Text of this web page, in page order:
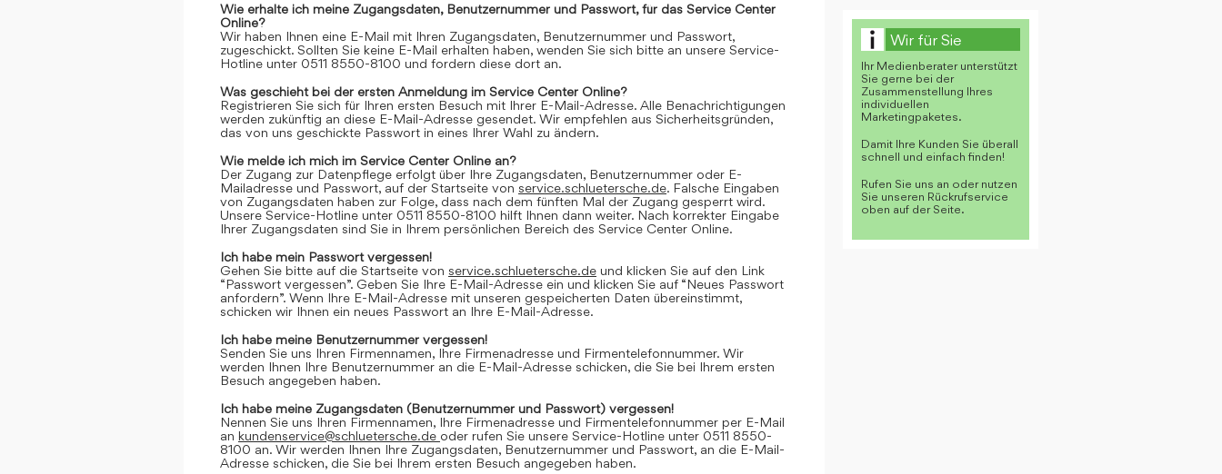
Wie erhalte ich meine Zugangsdaten, Benutzernummer und Passwort, für das Service Center
Online?
Wir haben Ihnen eine E-Mail mit Ihren Zugangsdaten, Benutzernummer und Passwort,
zugeschickt. Sollten Sie keine E-Mail erhalten haben, wenden Sie sich bitte an unsere Service-
Hotline unter 0511 8550-8100 und fordern diese dort an.
Was geschieht bei der ersten Anmeldung im Service Center Online?
Registrieren Sie sich für Ihren ersten Besuch mit Ihrer E-Mail-Adresse. Alle Benachrichtigungen
werden zukünftig an diese E-Mail-Adresse gesendet. Wir empfehlen aus Sicherheitsgründen,
das von uns geschickte Passwort in eines Ihrer Wahl zu ändern.
Wie melde ich mich im Service Center Online an?
Der Zugang zur Datenpflege erfolgt über Ihre Zugangsdaten, Benutzernummer oder E-
Mailadresse und Passwort, auf der Startseite von service.schluetersche.de. Falsche Eingaben
von Zugangsdaten haben zur Folge, dass nach dem fünften Mal der Zugang gesperrt wird.
Unsere Service-Hotline unter 0511 8550-8100 hilft Ihnen dann weiter. Nach korrekter Eingabe
Ihrer Zugangsdaten sind Sie in Ihrem persönlichen Bereich des Service Center Online.
Ich habe mein Passwort vergessen!
Gehen Sie bitte auf die Startseite von service.schluetersche.de und klicken Sie auf den Link
“Passwort vergessen”. Geben Sie Ihre E-Mail-Adresse ein und klicken Sie auf “Neues Passwort
anfordern”. Wenn Ihre E-Mail-Adresse mit unseren gespeicherten Daten übereinstimmt,
schicken wir Ihnen ein neues Passwort an Ihre E-Mail-Adresse.
Ich habe meine Benutzernummer vergessen!
Senden Sie uns Ihren Firmennamen, Ihre Firmenadresse und Firmentelefonnummer. Wir
werden Ihnen Ihre Benutzernummer an die E-Mail-Adresse schicken, die Sie bei Ihrem ersten
Besuch angegeben haben.
Ich habe meine Zugangsdaten (Benutzernummer und Passwort) vergessen!
Nennen Sie uns Ihren Firmennamen, Ihre Firmenadresse und Firmentelefonnummer per E-Mail
an kundenservice@schluetersche.de oder rufen Sie unsere Service-Hotline unter 0511 8550-
8100 an. Wir werden Ihnen Ihre Zugangsdaten, Benutzernummer und Passwort, an die E-Mail-
Adresse schicken, die Sie bei Ihrem ersten Besuch angegeben haben.
Wir für Sie
Ihr Medienberater unterstützt
Sie gerne bei der
Zusammenstellung Ihres
individuellen
Marketingpaketes.
Damit Ihre Kunden Sie überall
schnell und einfach finden!
Rufen Sie uns an oder nutzen
Sie unseren Rückrufservice
oben auf der Seite.